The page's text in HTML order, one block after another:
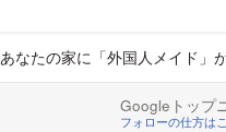
あなたの家に「外国人メイド」
Googleトップ
フォローの仕方は